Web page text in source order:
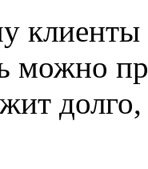
клиенты
можно